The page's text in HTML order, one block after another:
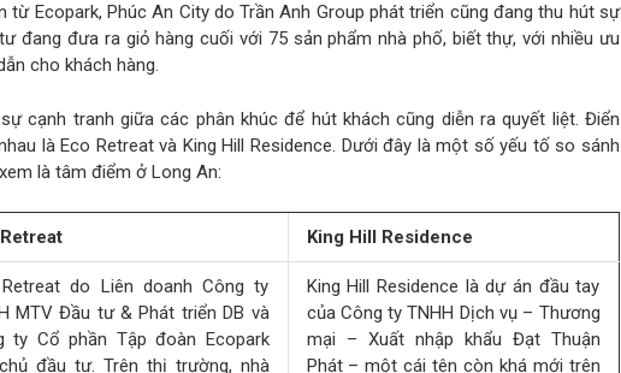
từ Ecopark, Phúc An City do Trần Anh Group phát triển cũng đang thu hút sự
đang đưa ra giỏ hàng cuối với 75 sản phẩm nhà phố, biết thự, với nhiều ưu
cho khách hàng.
cạnh tranh giữa các phân khúc để hút khách cũng diễn ra quyết liệt. Điển
là Eco Retreat và King Hill Residence. Dưới đây là một số yếu tố so sánh
là tâm điểm ở Long An:
King Hill Residence
do Liên doanh Công ty
MTV Đầu tư & Phát triển DB và
ty Cổ phần Tập đoàn Ecopark
đầu tư. Trên thị trường, nhà
King Hill Residence là dự án đầu tay
của Công ty TNHH Dịch vụ – Thương
mại – Xuất nhập khẩu Đạt Thuận
Phát – một cái tên còn khá mới trên